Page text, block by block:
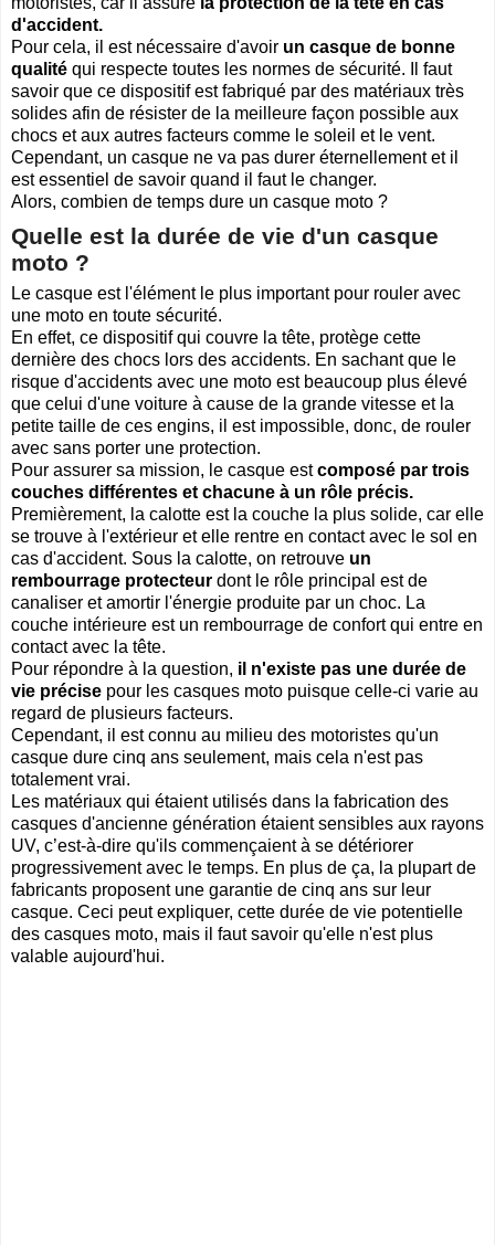
d'accident.
Pour cela, il est nécessaire d'avoir un casque de bonne
qualité qui respecte toutes les normes de sécurité. Il faut
savoir que ce dispositif est fabriqué par des matériaux très
solides afin de résister de la meilleure façon possible aux
chocs et aux autres facteurs comme le soleil et le vent.
Cependant, un casque ne va pas durer éternellement et il
est essentiel de savoir quand il faut le changer.
Alors, combien de temps dure un casque moto ?
Quelle est la durée de vie d'un casque
moto ?
Le casque est l'élément le plus important pour rouler avec
une moto en toute sécurité.
En effet, ce dispositif qui couvre la tête, protège cette
dernière des chocs lors des accidents. En sachant que le
risque d'accidents avec une moto est beaucoup plus élevé
que celui d'une voiture à cause de la grande vitesse et la
petite taille de ces engins, il est impossible, donc, de rouler
avec sans porter une protection.
Pour assurer sa mission, le casque estcomposé par trois
couches différentes et chacune à un rôle précis.
Premièrement, la calotte est la couche la plus solide, car elle
se trouve à l'extérieur et elle rentre en contact avec le sol en
cas d'accident. Sous la calotte, on retrouve un
rembourrage protecteur dont le rôle principal est de
canaliser et amortir l'énergie produite par un choc. La
couche intérieure est un rembourrage de confort qui entre en
contact avec la tête.
Pour répondre à la question, il n'existe pas une durée de
vie précise pour les casques moto puisque celle-ci varie au
regard de plusieurs facteurs.
Cependant, il est connu au milieu des motoristes qu'un
casque dure cinq ans seulement, mais cela n'est pas
totalement vrai.
Les matériaux qui étaient utilisés dans la fabrication des
casques d'ancienne génération étaient sensibles aux rayons
UV, c’est-à-dire qu'ils commençaient à se détériorer
progressivement avec le temps. En plus de ça, la plupart de
fabricants proposent une garantie de cinq ans sur leur
casque. Ceci peut expliquer, cette durée de vie potentielle
des casques moto, mais il faut savoir qu'elle n'est plus
valable aujourd'hui.